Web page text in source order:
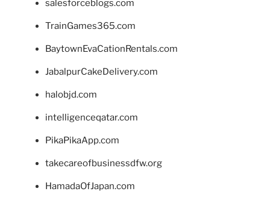
salesforceblogs.com
TrainGames365.com
BaytownEvaCationRentals.com
JabalpurCakeDelivery.com
halobjd.com
intelligenceqatar.com
PikaPikaApp.com
takecareofbusinessdfw.org
HamadaOfJapan.com